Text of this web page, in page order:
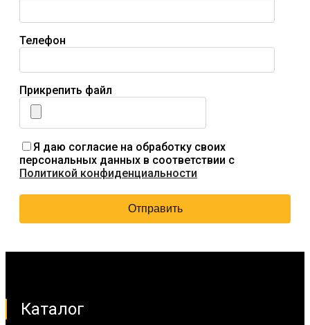
Телефон
Прикрепить файл
Я даю согласие на обработку своих
персональных данных в соответствии с
Политикой конфиденциальности
Каталог